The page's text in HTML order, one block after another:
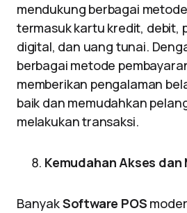
mendukung berbagai
termasuk kartu kredit, debit,
digital, dan uang tunai.
berbagai metode
memberikan pengalaman
baik dan memudahkan
melakukan transaksi.
Kemudahan Akses
BanyakSoftware POS